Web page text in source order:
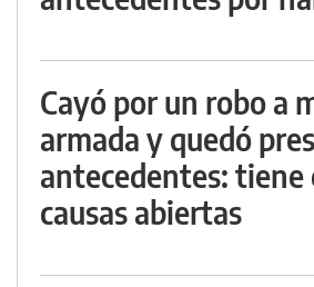
Cayó por un robo a
armada y quedó
antecedentes: tiene
causas abiertas